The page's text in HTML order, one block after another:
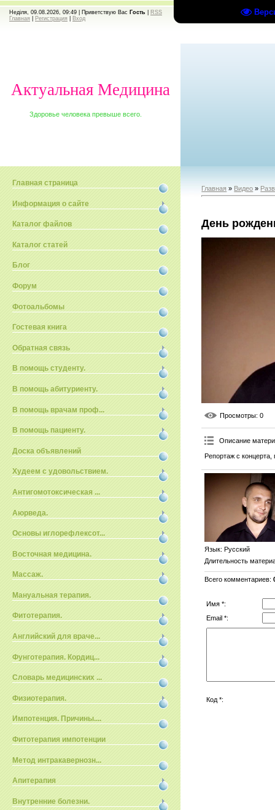
Неділя, 09.08.2026, 09:49 | Приветствую Вас Гость
RSS
Главная
Регистрация Вход
Актуальная Медицина
Здоровье человека превыше всего.
Главная страница
Информация о сайте
Каталог файлов
Каталог статей
Блог
Форум
Фотоальбомы
Гостевая книга
Обратная связь
В помощь студенту.
В помощь абитуриенту.
В помощь врачам проф...
В помощь пациенту.
Доска объявлений
Худеем с удовольствием.
Антигомотоксическая ...
Аюрведа.
Основы иглорефлексот...
Восточная медицина.
Массаж.
Мануальная терапия.
Фитотерапия.
Английский для враче...
Фунготерапия. Кордиц...
Словарь медицинских ...
Физиотерапия.
Импотенция. Причины....
Фитотерапия импотенции
Метод интракавернозн...
Апитерапия
Внутренние болезни.
Главная » Видео »
День
Просмотры: 0
Описание
Репортаж с
Язык: Русский
Длительность
Всего комментариев:
Имя *:
Email *:
Код *: